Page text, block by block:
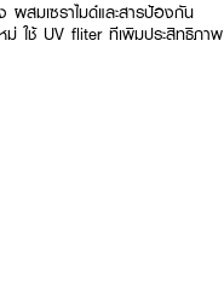
ผสมเซราไมด์และสารป้องกัน
ม่ ใช้ UV fliter ทีเพิมประสิทธิภาพ